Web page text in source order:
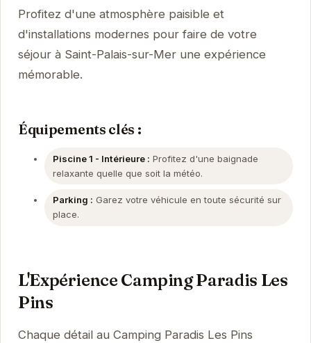
Profitez d'une atmosphère paisible et
d'installations modernes pour faire de votre
séjour à Saint-Palais-sur-Mer une expérience
mémorable.
Équipements clés :
Piscine 1 - Intérieure : Profitez d'une baignade
relaxante quelle que soit la météo.
Parking : Garez votre véhicule en toute sécurité sur
place.
L'Expérience Camping Paradis Les
Pins
Chaque détail au Camping Paradis Les Pins